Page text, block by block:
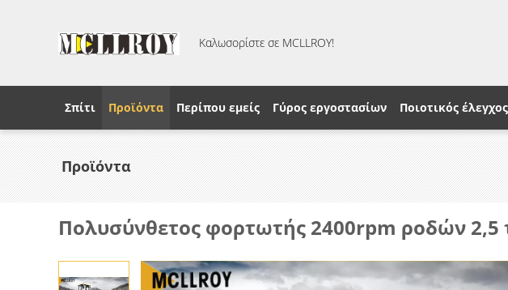
Καλωσορίστε σε MCLLROY!
Σπίτι Προϊόντα Περίπου εμείς Γύρος εργοστασίων Ποιοτικός έλεγχος
Προϊόντα
Πολυσύνθετος φορτωτής 2400rpm ροδών 2,5